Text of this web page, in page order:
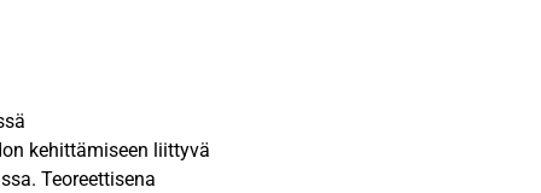
kehittämiseen liittyvä
Teoreettisena